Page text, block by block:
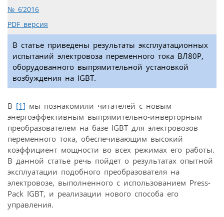
№ 6’2016
PDF версия
В статье приведены результаты эксплуатационных
испытаний электровоза переменного тока ВЛ80Р,
оборудованного выпрямительной установкой
возбуждения на IGBT.
В [1] мы познакомили читателей с новым
энергоэффективным выпрямительно-инверторным
преобразователем на базе IGBT для электровозов
переменного тока, обеспечивающим высокий
коэффициент мощности во всех режимах его работы.
В данной статье речь пойдет о результатах опытной
эксплуатации подобного преобразователя на
электровозе, выполненного с использованием Press-
Pack IGBT, и реализации нового способа его
управления.